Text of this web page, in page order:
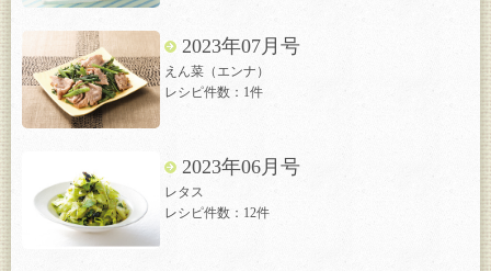
2023年07月号
えん菜（エンナ）
レシピ件数：1件
2023年06月号
レタス
レシピ件数：12件